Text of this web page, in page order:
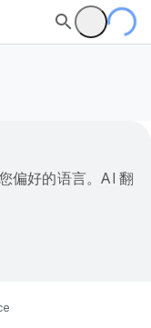
偏好的语言。AI 翻